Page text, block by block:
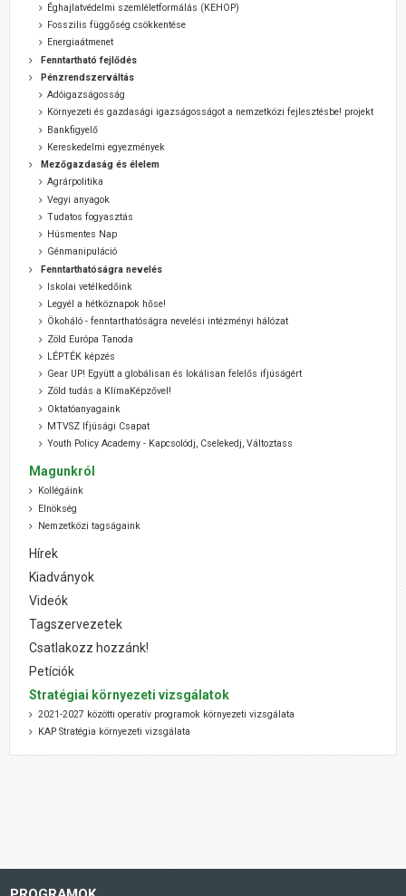
Éghajlatvédelmi szemléletformálás (KEHOP)
Fosszilis függőség csökkentése
Energiaátmenet
Fenntartható fejlődés
Pénzrendszerváltás
Adóigazságosság
Környezeti és gazdasági igazságosságot a nemzetközi fejlesztésbe! projekt
Bankfigyelő
Kereskedelmi egyezmények
Mezőgazdaság és élelem
Agrárpolitika
Vegyi anyagok
Tudatos fogyasztás
Húsmentes Nap
Génmanipuláció
Fenntarthatóságra nevelés
Iskolai vetélkedőink
Legyél a hétköznapok hőse!
Ökoháló - fenntarthatóságra nevelési intézményi hálózat
Zöld Európa Tanoda
LÉPTÉK képzés
Gear UP! Együtt a globálisan és lokálisan felelős ifjúságért
Zöld tudás a KlímaKépzővel!
Oktatóanyagaink
MTVSZ Ifjúsági Csapat
Youth Policy Academy - Kapcsolódj, Cselekedj, Változtass
Magunkról
Kollégáink
Elnökség
Nemzetközi tagságaink
Hírek
Kiadványok
Videók
Tagszervezetek
Csatlakozz hozzánk!
Petíciók
Stratégiai környezeti vizsgálatok
2021-2027 közötti operatív programok környezeti vizsgálata
KAP Stratégia környezeti vizsgálata